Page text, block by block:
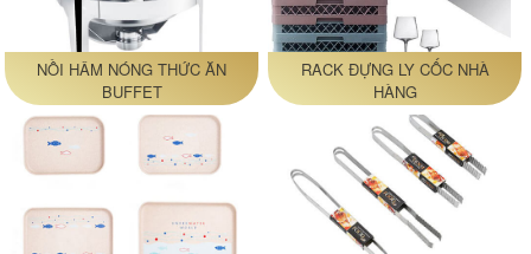
NỒI HÂM NÓNG THỨC ĂN
BUFFET
RACK ĐỰNG LY CỐC NHÀ
HÀNG